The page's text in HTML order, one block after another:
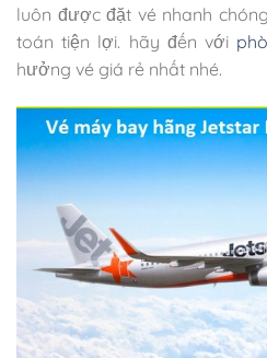
luôn được đặt vé nhanh
toán tiện lợi. hãy đến với
hưởng vé giá rẻ nhất nhé.